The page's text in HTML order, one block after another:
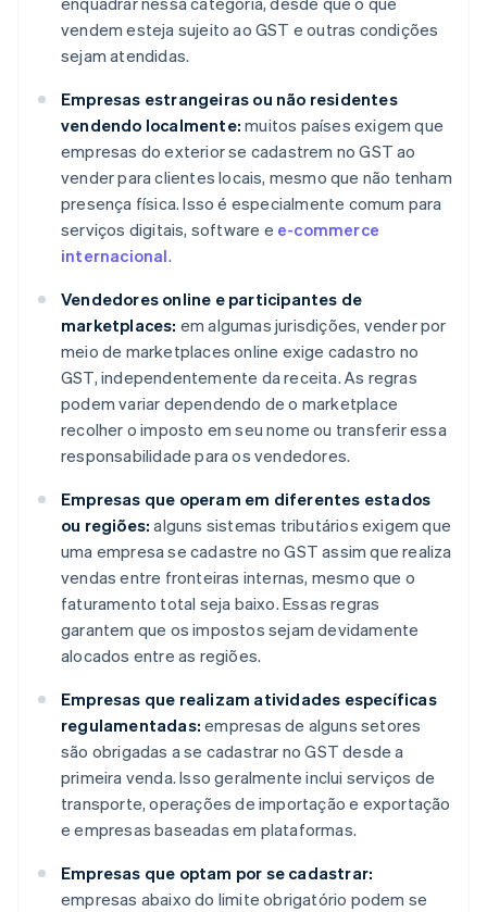
vendem esteja sujeito ao GST e outras condições
sejam atendidas.
Empresas estrangeiras ou não residentes
vendendo localmente: muitos países exigem que
empresas do exterior se cadastrem no GST ao
vender para clientes locais, mesmo que não tenham
presença física. Isso é especialmente comum para
serviços digitais, software e e-commerce
internacional.
Vendedores online e participantes de
marketplaces: em algumas jurisdições, vender por
meio de marketplaces online exige cadastro no
GST, independentemente da receita. As regras
podem variar dependendo de o marketplace
recolher o imposto em seu nome ou transferir essa
responsabilidade para os vendedores.
Empresas que operam em diferentes estados
ou regiões: alguns sistemas tributários exigem que
uma empresa se cadastre no GST assim que realiza
vendas entre fronteiras internas, mesmo que o
faturamento total seja baixo. Essas regras
garantem que os impostos sejam devidamente
alocados entre as regiões.
Empresas que realizam atividades específicas
regulamentadas: empresas de alguns setores
são obrigadas a se cadastrar no GST desde a
primeira venda. Isso geralmente inclui serviços de
transporte, operações de importação e exportação
e empresas baseadas em plataformas.
Empresas que optam por se cadastrar:
empresas abaixo do limite obrigatório podem se